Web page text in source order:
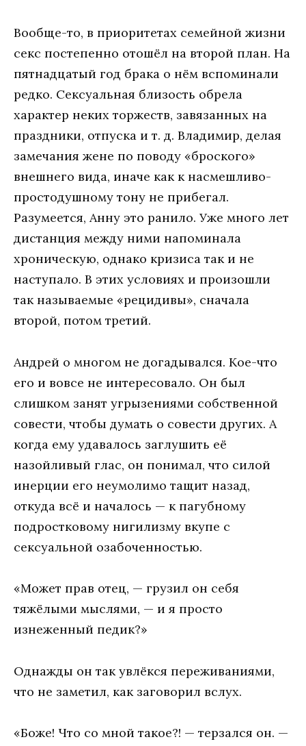
Вообще-то, в приоритетах семейной жизни
секс постепенно отошёл на второй план. На
пятнадцатый год брака о нём вспоминали
редко. Сексуальная близость обрела
характер неких торжеств, завязанных на
праздники, отпуска и т. д. Владимир, делая
замечания жене по поводу «броского»
внешнего вида, иначе как к насмешливо-
простодушному тону не прибегал.
Разумеется, Анну это ранило. Уже много лет
дистанция между ними напоминала
хроническую, однако кризиса так и не
наступало. В этих условиях и произошли
так называемые «рецидивы», сначала
второй, потом третий.
Андрей о многом не догадывался. Кое-что
его и вовсе не интересовало. Он был
слишком занят угрызениями собственной
совести, чтобы думать о совести других. А
когда ему удавалось заглушить её
назойливый глас, он понимал, что силой
инерции его неумолимо тащит назад,
откуда всё и началось — к пагубному
подростковому нигилизму вкупе с
сексуальной озабоченностью.
«Может прав отец, — грузил он себя
тяжёлыми мыслями, — и я просто
изнеженный педик?»
Однажды он так увлёкся переживаниями,
что не заметил, как заговорил вслух.
«Боже! Что со мной такое?! — терзался он. —